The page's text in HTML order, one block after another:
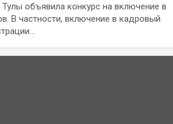
объявила конкурс на включение в
В частности, включение в кадровый